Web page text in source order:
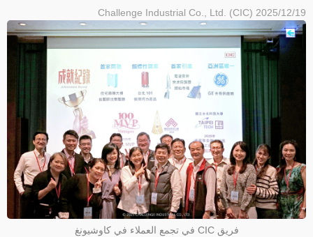
2025/12/19
Challenge Industrial Co., Ltd. (CIC)
فريق CIC في تجمع العملاء في كاوشيونغ